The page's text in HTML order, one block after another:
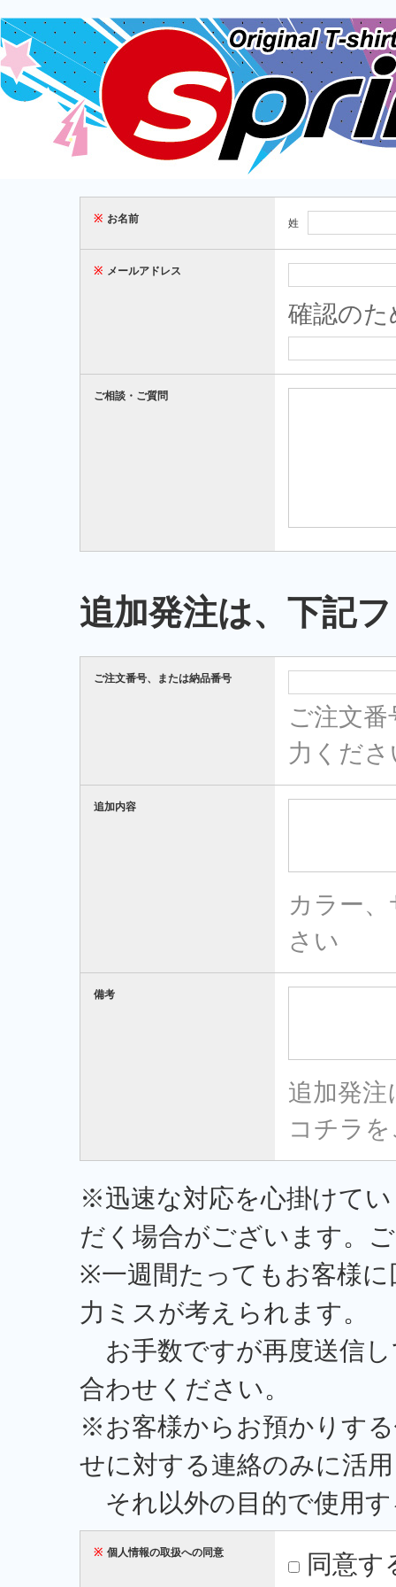
※ お名前 姓
※ メールアドレス
確認の
ご相談・ご質問
追加発注は、下記
ご注文番号、または納品番号
ご注文
力くださ
追加内容
カラー
さい
備考
追加発
コチラ
※迅速な対応を心掛けて
だく場合がございます。
※一週間たってもお客様
力ミスが考えられます。
お手数ですが再度送信
合わせください。
※お客様からお預かりす
せに対する連絡のみに活
それ以外の目的で使用
※ 個人情報の取扱への同意 同意す